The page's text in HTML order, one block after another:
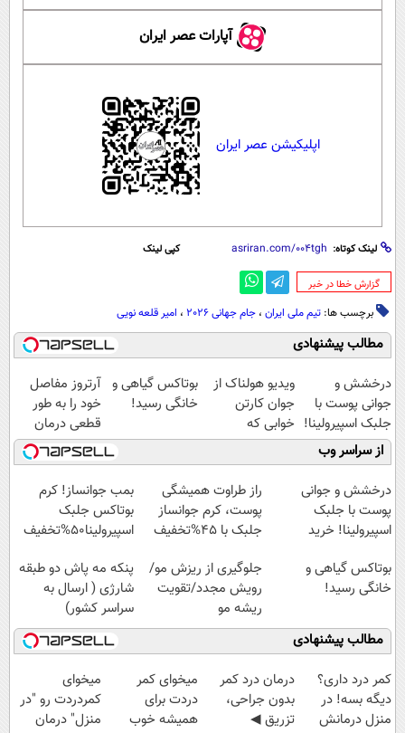
آپارات عصر ایران
اپلیکیشن عصر ایران
لینک کوتاه: کپی لینک
‌گزارش خطا در خبر
برچسب ها: تیم ملی ایران ، جام جهانی 2026 ، امیر قلعه نویی
مطالب پیشنهادی
درخشش و
جوانی پوست با
جلبک اسپیرولینا!
خرید محصول با
تخفیف ویژه
ویدیو هولناک از
جوان کارتن
خوابی که
میلیاردر شد.
آموزش رایگان
بوتاکس گیاهی و
خانگی رسید!
آرتروز مفاصل
خود را به طور
قطعی درمان
کنید!
◗پرسش‌نامه◖
از سراسر وب
درخشش و جوانی
پوست با جلبک
اسپیرولینا! خرید
راز طراوت همیشگی
پوست، کرم جوانساز
جلبک با 45%تخفیف
بمب جوانساز! کرم
بوتاکس جلبک
اسپیرولینا50%تخفیف
بوتاکس گیاهی و
خانگی رسید!
جلوگیری از ریزش مو/
رویش مجدد/تقویت
ریشه مو
پنکه مه پاش دو طبقه
شارژی ( ارسال به
سراسر کشور)
مطالب پیشنهادی
کمر درد داری؟
دیگه بسه! در
منزل درمانش
درمان درد کمر
بدون جراحی،
تزریق ◀
میخوای کمر
دردت برای
همیشه خوب
میخوای
کمردردت رو "در
منزل" درمان